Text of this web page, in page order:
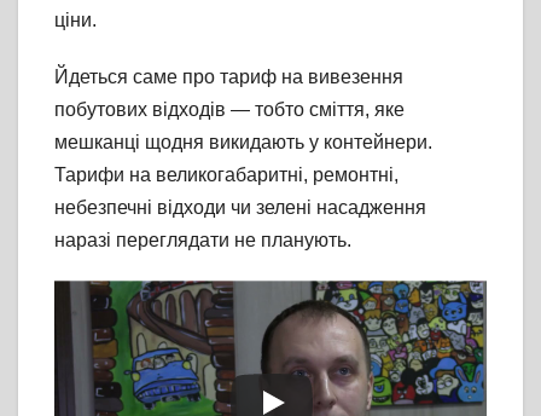
ціни.
Йдеться саме про тариф на вивезення
побутових відходів — тобто сміття, яке
мешканці щодня викидають у контейнери.
Тарифи на великогабаритні, ремонтні,
небезпечні відходи чи зелені насадження
наразі переглядати не планують.